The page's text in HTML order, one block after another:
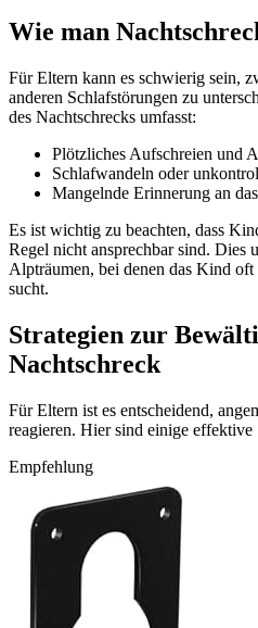
Wie man
Für Eltern kann es schwierig sein,
anderen Schlafstörungen zu
des Nachtschrecks umfasst:
Plötzliches Aufschreien und
Schlafwandeln oder
Mangelnde Erinnerung an
Es ist wichtig zu beachten, dass
Regel nicht ansprechbar sind. Dies
Alpträumen, bei denen das Kind
sucht.
Strategien zur
Nachtschreck
Für Eltern ist es entscheidend,
reagieren. Hier sind einige effektive
Empfehlung